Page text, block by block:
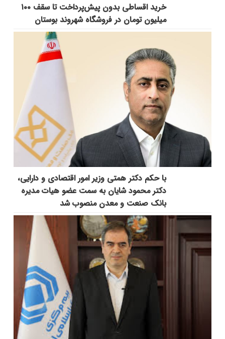
خرید اقساطی بدون پیش‌پرداخت تا سقف ۱۰۰
میلیون تومان در فروشگاه شهروند بوستان
با حکم دکتر همتی وزیر امور اقتصادی و دارایی،
دکتر محمود شایان به سمت عضو هیات مدیره
بانک صنعت و معدن منصوب شد